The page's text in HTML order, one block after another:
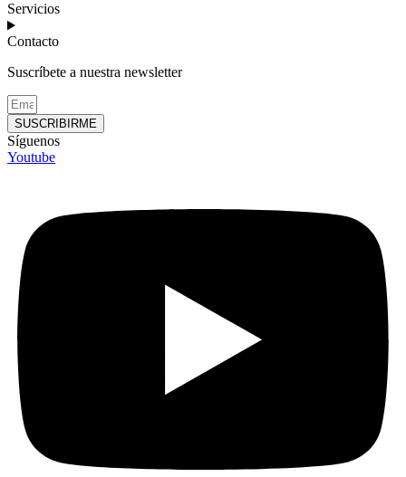
Servicios
Contacto
Suscríbete a nuestra newsletter
SUSCRIBIRME
Síguenos
Youtube